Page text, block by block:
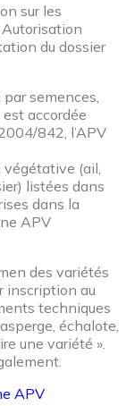
sur les
Autorisation
du dossier
semences,
accordée
842, l’APV
(ail,
listées dans
dans la
APV
des variétés
inscription au
techniques
échalote,
une variété ».
APV